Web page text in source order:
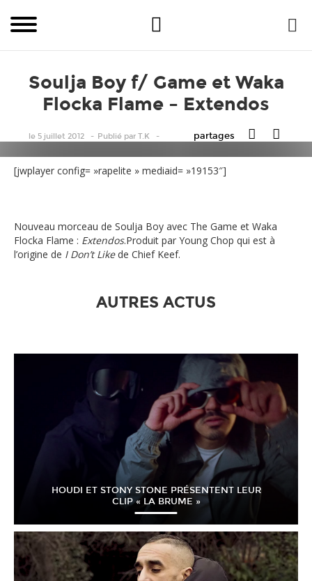
Soulja Boy f/ Game et Waka
Flocka Flame – Extendos
le 5 juillet 2012 Publié par T.K partages
[jwplayer config= »rapelite » mediaid= »19153″]
Nouveau morceau de Soulja Boy avec The Game et Waka
Flocka Flame : Extendos.Produit par Young Chop qui est à
l’origine de I Don’t Likede Chief Keef.
AUTRES ACTUS
HOUDI ET STONY STONE PRÉSENTENT LEUR
CLIP « LA BRUME »